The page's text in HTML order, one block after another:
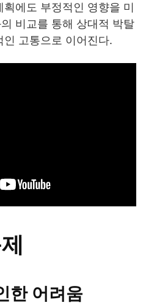
에도 부정적인 영향을 미
비교를 통해 상대적 박탈
고통으로 이어진다.
한 어려움